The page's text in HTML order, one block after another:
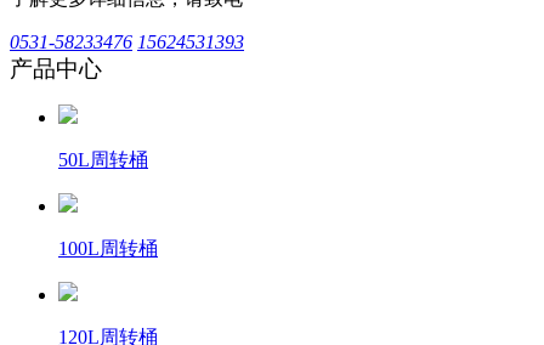
0531-58233476 15624531393
产品中心
50L周转桶
100L周转桶
120L周转桶